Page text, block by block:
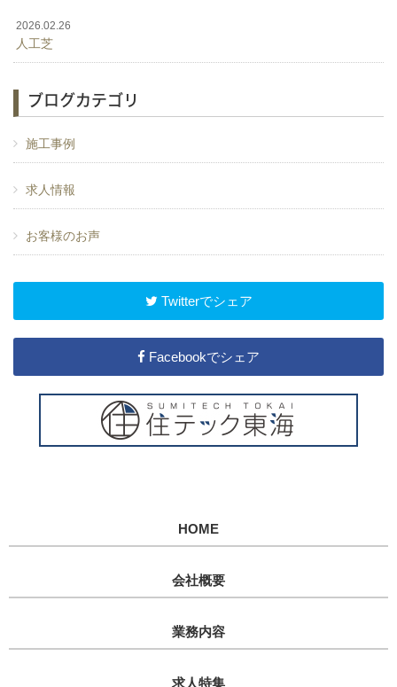
2026.02.26
人工芝
ブログカテゴリ
施工事例
求人情報
お客様のお声
Twitterでシェア
Facebookでシェア
HOME
会社概要
業務内容
求人特集